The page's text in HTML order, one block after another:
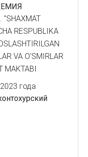
RESPUBLIKA
VA O'SMIRLAR
MAKTABI
года